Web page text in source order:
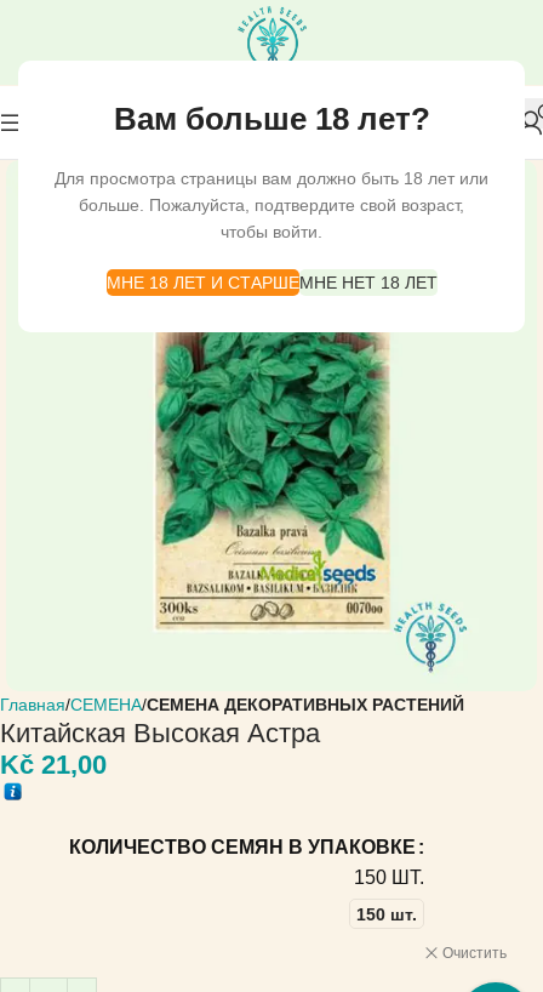
Вам больше 18 лет?
Для просмотра страницы вам должно быть 18 лет или
больше. Пожалуйста, подтвердите свой возраст,
чтобы войти.
МНЕ 18 ЛЕТ И СТАРШЕМНЕ НЕТ 18 ЛЕТ
Главная СЕМЕНА СЕМЕНА ДЕКОРАТИВНЫХ РАСТЕНИЙ
Китайская Высокая Астра
Kč 21,00
КОЛИЧЕСТВО СЕМЯН В УПАКОВКЕ
150 ШТ.
150 шт.
Очистить